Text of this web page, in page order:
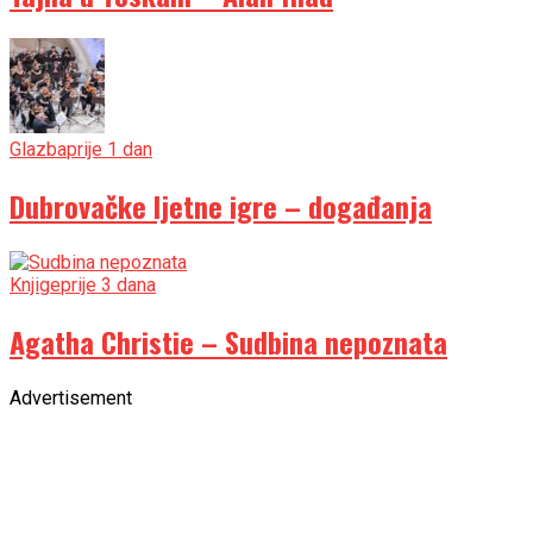
Glazbaprije 1 dan
Dubrovačke ljetne igre – događanja
Knjigeprije 3 dana
Agatha Christie – Sudbina nepoznata
Advertisement